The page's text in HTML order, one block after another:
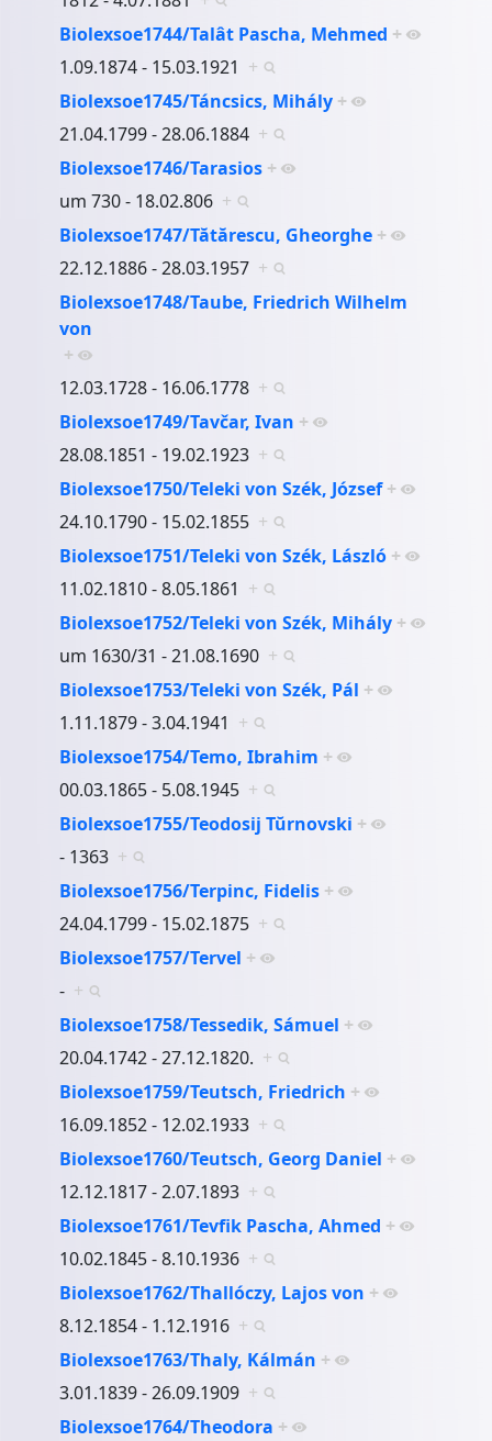
Biolexsoe1744/Talât Pascha, Mehmed +
1.09.1874 - 15.03.1921 +
Biolexsoe1745/Táncsics, Mihály +
21.04.1799 - 28.06.1884 +
Biolexsoe1746/Tarasios +
um 730 - 18.02.806 +
Biolexsoe1747/Tătărescu, Gheorghe +
22.12.1886 - 28.03.1957 +
Biolexsoe1748/Taube, Friedrich Wilhelm
von
+
12.03.1728 - 16.06.1778 +
Biolexsoe1749/Tavčar, Ivan +
28.08.1851 - 19.02.1923 +
Biolexsoe1750/Teleki von Szék, József +
24.10.1790 - 15.02.1855 +
Biolexsoe1751/Teleki von Szék, László +
11.02.1810 - 8.05.1861 +
Biolexsoe1752/Teleki von Szék, Mihály +
um 1630/31 - 21.08.1690 +
Biolexsoe1753/Teleki von Szék, Pál +
1.11.1879 - 3.04.1941 +
Biolexsoe1754/Temo, Ibrahim +
00.03.1865 - 5.08.1945 +
Biolexsoe1755/Teodosij Tŭrnovski +
- 1363 +
Biolexsoe1756/Terpinc, Fidelis +
24.04.1799 - 15.02.1875 +
Biolexsoe1757/Tervel +
- +
Biolexsoe1758/Tessedik, Sámuel +
20.04.1742 - 27.12.1820. +
Biolexsoe1759/Teutsch, Friedrich +
16.09.1852 - 12.02.1933 +
Biolexsoe1760/Teutsch, Georg Daniel +
12.12.1817 - 2.07.1893 +
Biolexsoe1761/Tevfik Pascha, Ahmed +
10.02.1845 - 8.10.1936 +
Biolexsoe1762/Thallóczy, Lajos von +
8.12.1854 - 1.12.1916 +
Biolexsoe1763/Thaly, Kálmán +
3.01.1839 - 26.09.1909 +
Biolexsoe1764/Theodora +